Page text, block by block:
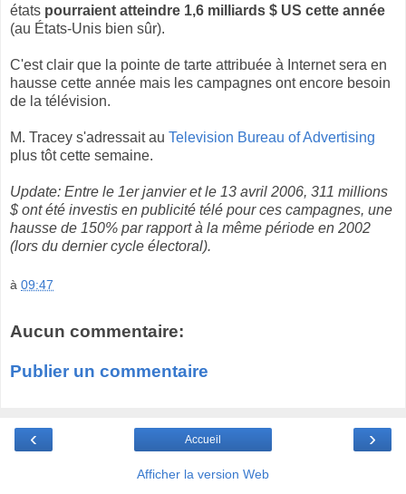
états pourraient atteindre 1,6 milliards $ US cette année
(au États-Unis bien sûr).
C'est clair que la pointe de tarte attribuée à Internet sera en
hausse cette année mais les campagnes ont encore besoin
de la télévision.
M. Tracey s'adressait au Television Bureau of Advertising
plus tôt cette semaine.
Update: Entre le 1er janvier et le 13 avril 2006, 311 millions
$ ont été investis en publicité télé pour ces campagnes, une
hausse de 150% par rapport à la même période en 2002
(lors du dernier cycle électoral).
à 09:47
Aucun commentaire:
Publier un commentaire
‹ ›
Accueil
Afficher la version Web